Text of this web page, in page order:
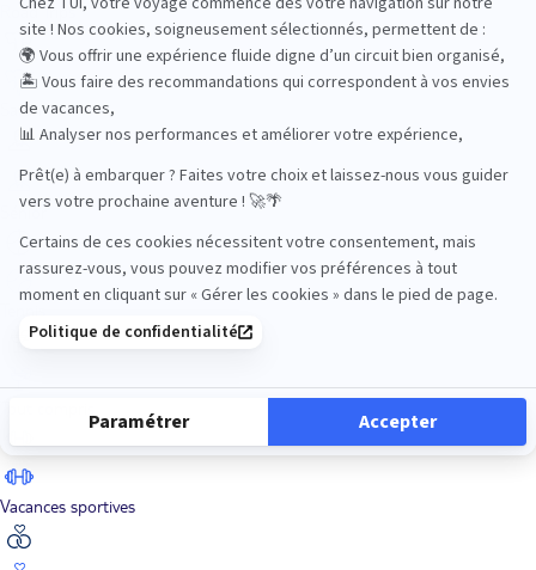
Road Trips
Safari
Sénior
Vacances sportives